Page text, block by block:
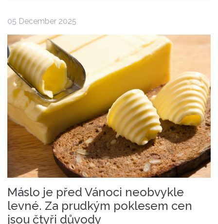
05 December 2025
Máslo je před Vánoci neobvykle
levné. Za prudkým poklesem cen
jsou čtyři důvody